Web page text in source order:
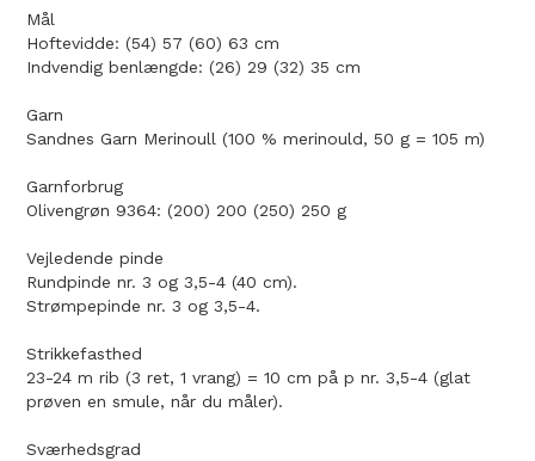
Mål
Hoftevidde: (54) 57 (60) 63 cm
Indvendig benlængde: (26) 29 (32) 35 cm
Garn
Sandnes Garn Merinoull (100 % merinould, 50 g = 105 m)
Garnforbrug
Olivengrøn 9364: (200) 200 (250) 250 g
Vejledende pinde
Rundpinde nr. 3 og 3,5-4 (40 cm).
Strømpepinde nr. 3 og 3,5-4.
Strikkefasthed
23-24 m rib (3 ret, 1 vrang) = 10 cm på p nr. 3,5-4 (glat
prøven en smule, når du måler).
Sværhedsgrad